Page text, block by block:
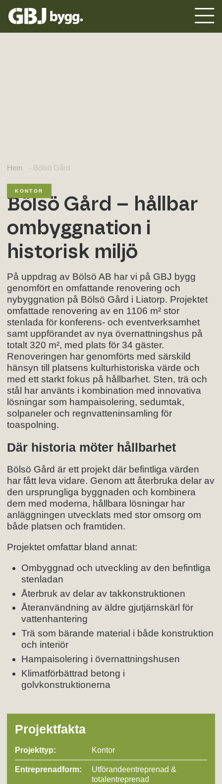
Hem - Bölsö Gård
KONTOR
Bölsö Gård – hållbar
ombyggnation i
historisk miljö
På uppdrag av Bölsö AB har vi på GBJ bygg
genomfört en omfattande renovering och
nybyggnation på Bölsö Gård i Liatorp. Projektet
omfattade renovering av en 1106 m² stor
stenlada för konferens- och eventverksamhet
samt uppförandet av nya övernattningshus på
totalt 320 m², med plats för 34 gäster.
Renoveringen har genomförts med särskild
hänsyn till platsens kulturhistoriska värde och
med ett starkt fokus på hållbarhet. Sten, trä och
stål har använts i kombination med innovativa
lösningar som hampaisolering, sedumtak,
solpaneler och regnvatteninsamling för
toaspolning.
Där historia möter hållbarhet
Bölsö Gård är ett projekt där befintliga värden
har fått leva vidare. Genom att återbruka delar av
den ursprungliga byggnaden och kombinera
dem med moderna, hållbara lösningar har
anläggningen utvecklats med stor omsorg om
både platsen och framtiden.
Projektet omfattar bland annat:
Ombyggnad och utveckling av den befintliga
stenladan
Återbruk av delar av takkonstruktionen
Återanvändning av äldre gjutjärnskärl för
vattenhantering
Trä som bärande material i både konstruktion
och interiör
Hampaisolering i övernattningshusen
Klimatförbättrad betong i
golvkonstruktionerna
Projektfakta
Projekttyp: Kontor
Entreprenad­form:
Utförandeentreprenad &
totalentreprenad